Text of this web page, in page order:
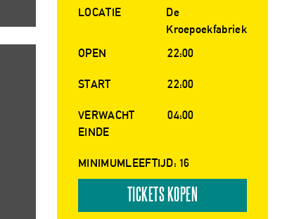
LOCATIE
De
Kroepoekfabriek
OPEN
22:00
START 22:00
VERWACHT
EINDE
04:00
MINIMUMLEEFTIJD: 16
TICKETS KOPEN